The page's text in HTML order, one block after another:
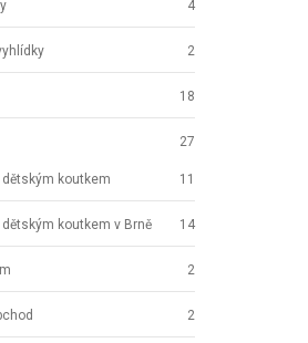
4
2
18
27
koutkem 11
koutkem v Brně 14
2
2